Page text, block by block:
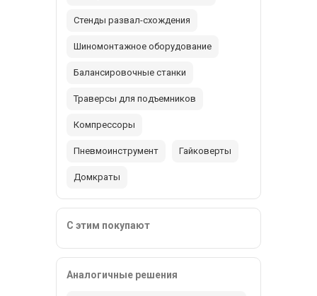
Стенды развал-схождения
Шиномонтажное оборудование
Балансировочные станки
Траверсы для подъемников
Компрессоры
Пневмоинструмент Гайковерты
Домкраты
С этим покупают
Аналогичные решения